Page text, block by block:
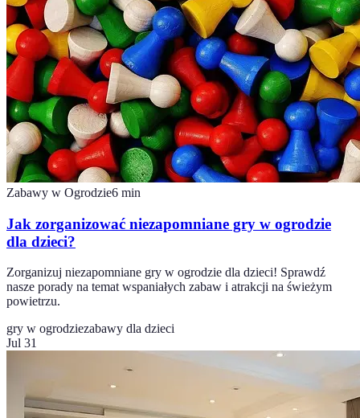
Zabawy w Ogrodzie6 min
Jak zorganizować niezapomniane gry w ogrodzie
dla dzieci?
Zorganizuj niezapomniane gry w ogrodzie dla dzieci! Sprawdź
nasze porady na temat wspaniałych zabaw i atrakcji na świeżym
powietrzu.
gry w ogrodziezabawy dla dzieci
Jul 31